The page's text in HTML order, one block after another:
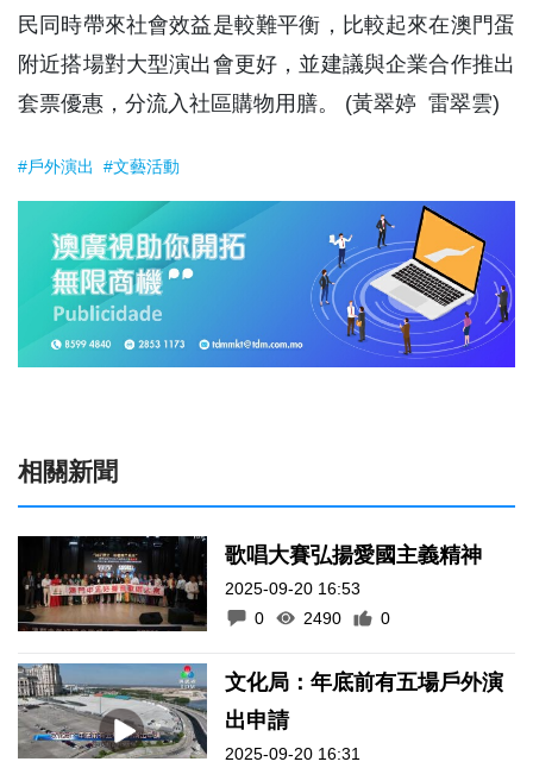
民同時帶來社會效益是較難平衡，比較起來在澳門蛋
附近搭場對大型演出會更好，並建議與企業合作推出
套票優惠，分流入社區購物用膳。 (黃翠婷 雷翠雲)
#戶外演出 #文藝活動
相關新聞
歌唱大賽弘揚愛國主義精神
2025-09-20 16:53
0
2490 0
文化局：年底前有五場戶外演
出申請
2025-09-20 16:31